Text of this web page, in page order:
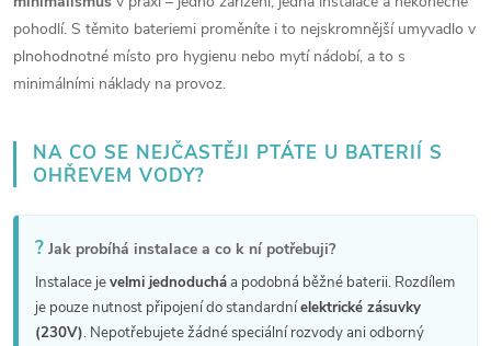
k
y
ý
p
pohodlí. S těmito bateriemi proměníte i to nejskromnější umyvadlo v
plnohodnotné místo pro hygienu nebo mytí nádobí, a to s
minimálními náklady na provoz.
NA CO SE NEJČASTĚJI PTÁTE U BATERIÍ S
OHŘEVEM VODY?
? Jak probíhá instalace a co k ní potřebuji?
Instalace jevelmi jednoducháa podobná běžné baterii. Rozdílem
je pouze nutnost připojení do standardníelektrické zásuvky
(230V). Nepotřebujete žádné speciální rozvody ani odborný